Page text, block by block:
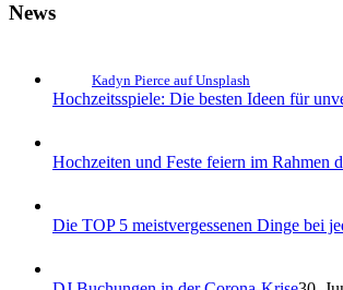
News
Kadyn Pierce auf Unsplash
Hochzeitsspiele: Die besten Ideen für
Hochzeiten und Feste feiern im Rahmen
Die TOP 5 meistvergessenen Dinge bei